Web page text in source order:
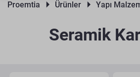
Proemtia Ürünler Yapı
Seramik